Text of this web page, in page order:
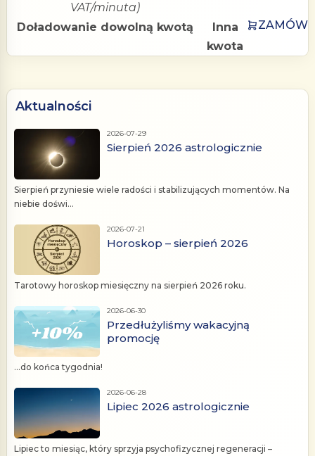
VAT/minuta)
Doładowanie dowolną kwotą
Inna
kwota
ZAMÓW
Aktualności
2026-07-29
Sierpień 2026 astrologicznie
Sierpień przyniesie wiele radości i stabilizujących momentów. Na
niebie doświ...
2026-07-21
Horoskop – sierpień 2026
Tarotowy horoskop miesięczny na sierpień 2026 roku.
2026-06-30
Przedłużyliśmy wakacyjną
promocję
...do końca tygodnia!
2026-06-28
Lipiec 2026 astrologicznie
Lipiec to miesiąc, który sprzyja psychofizycznej regeneracji –